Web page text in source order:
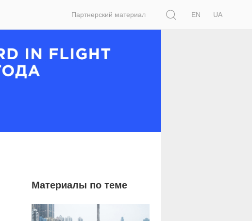
Партнерский материал
EN
UA
Материалы по теме
2 178